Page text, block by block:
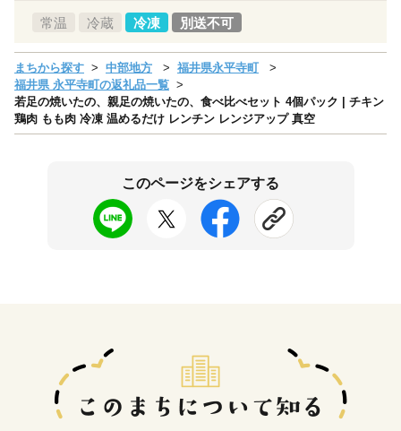
常温 冷蔵 冷凍 別送不可
まちから探す 中部地方
福井県永平寺町
福井県 永平寺町の返礼品一覧
若足の焼いたの、親足の焼いたの、食べ比べセット 4個パック | チキン
鶏肉 もも肉 冷凍 温めるだけ レンチン レンジアップ 真空
このページをシェアする